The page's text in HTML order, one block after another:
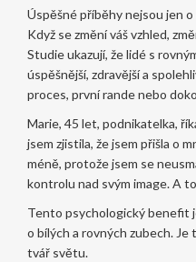
Úspěšné příběhy nejsou jen
Když se změní váš vzhled,
Studie ukazují, že lidé s
úspěšnější, zdravější a
proces, první rande nebo
Marie, 45 let, podnikatelka,
jsem zjistila, že jsem přišla o
méně, protože jsem se
kontrolu nad svým image. A
Tento psychologický benefit
o bílých a rovných zubech. Je
tvář světu.